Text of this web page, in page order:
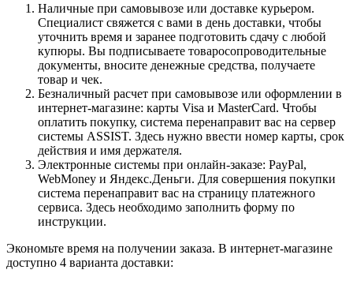
Наличные при самовывозе или доставке курьером.
Специалист свяжется с вами в день доставки, чтобы
уточнить время и заранее подготовить сдачу с любой
купюры. Вы подписываете товаросопроводительные
документы, вносите денежные средства, получаете
товар и чек.
Безналичный расчет при самовывозе или оформлении в
интернет-магазине: карты Visa и MasterCard. Чтобы
оплатить покупку, система перенаправит вас на сервер
системы ASSIST. Здесь нужно ввести номер карты, срок
действия и имя держателя.
Электронные системы при онлайн-заказе: PayPal,
WebMoney и Яндекс.Деньги. Для совершения покупки
система перенаправит вас на страницу платежного
сервиса. Здесь необходимо заполнить форму по
инструкции.
Экономьте время на получении заказа. В интернет-магазине
доступно 4 варианта доставки: